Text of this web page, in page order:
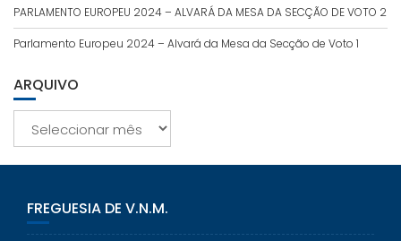
PARLAMENTO EUROPEU 2024 – ALVARÁ DA MESA DA SECÇÃO DE VOTO 2
Parlamento Europeu 2024 – Alvará da Mesa da Secção de Voto 1
ARQUIVO
FREGUESIA DE V.N.M.